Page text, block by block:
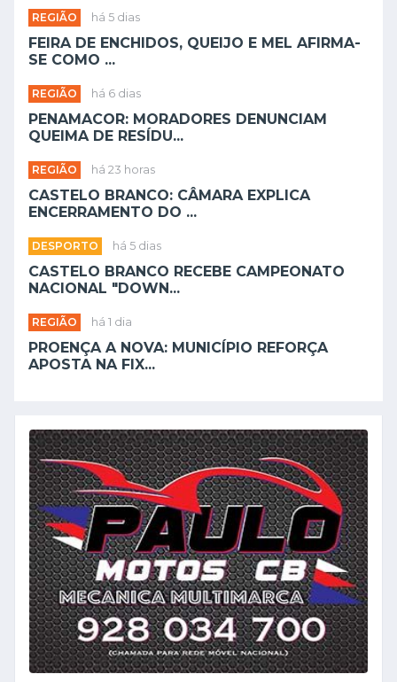
REGIÃO há 5 dias
FEIRA DE ENCHIDOS, QUEIJO E MEL AFIRMA-
SE COMO ...
REGIÃO há 6 dias
PENAMACOR: MORADORES DENUNCIAM
QUEIMA DE RESÍDU...
REGIÃO há 23 horas
CASTELO BRANCO: CÂMARA EXPLICA
ENCERRAMENTO DO ...
DESPORTO há 5 dias
CASTELO BRANCO RECEBE CAMPEONATO
NACIONAL "DOWN...
REGIÃO há 1 dia
PROENÇA A NOVA: MUNICÍPIO REFORÇA
APOSTA NA FIX...